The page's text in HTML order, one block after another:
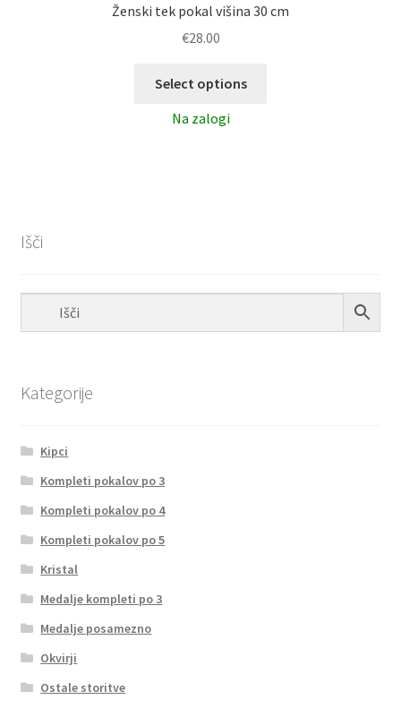
Ženski tek pokal višina 30 cm
€28.00
Select options
Na zalogi
Išči
Kategorije
Kipci
Kompleti pokalov po 3
Kompleti pokalov po 4
Kompleti pokalov po 5
Kristal
Medalje kompleti po 3
Medalje posamezno
Okvirji
Ostale storitve